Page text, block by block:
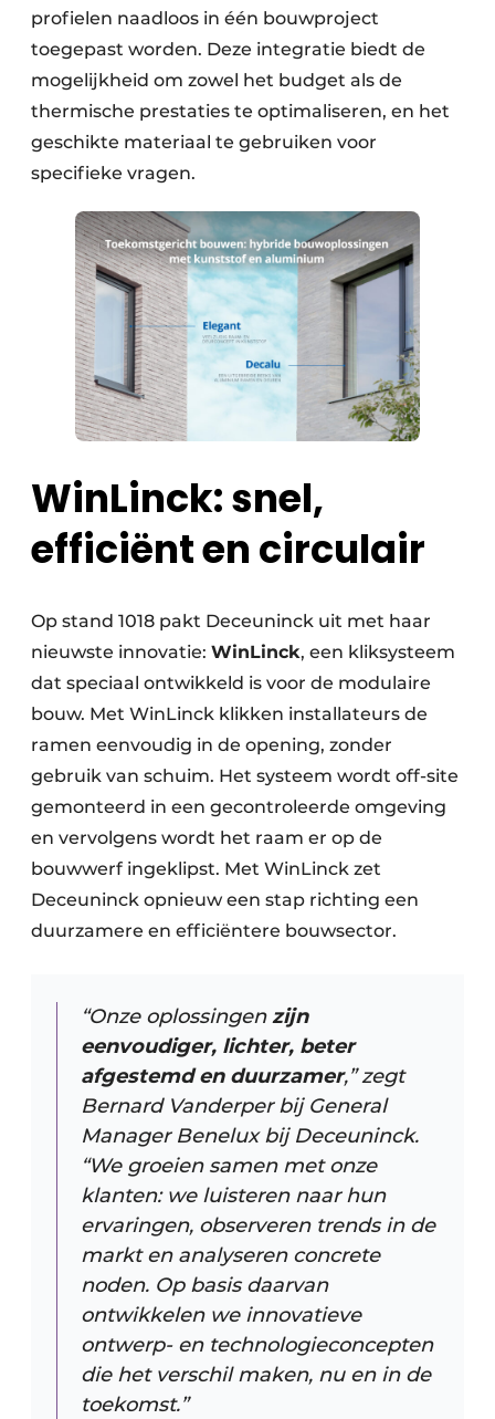
profielen naadloos in één bouwproject
toegepast worden. Deze integratie biedt de
mogelijkheid om zowel het budget als de
thermische prestaties te optimaliseren, en het
geschikte materiaal te gebruiken voor
specifieke vragen. ​
WinLinck: snel,
efficiënt en circulair
Op stand 1018 pakt Deceuninck uit met haar
nieuwste innovatie: WinLinck, een kliksysteem
dat speciaal ontwikkeld is voor de modulaire
bouw. Met WinLinck klikken installateurs de
ramen eenvoudig in de opening, zonder
gebruik van schuim. Het systeem wordt off-site
gemonteerd in een gecontroleerde omgeving
en vervolgens wordt het raam er op de
bouwwerf ingeklipst. Met WinLinck zet
Deceuninck opnieuw een stap richting een
duurzamere en efficiëntere bouwsector.
“Onze oplossingenzijn
eenvoudiger, lichter, beter
afgestemd en duurzamer,” zegt
Bernard Vanderper bij General
Manager Benelux bij Deceuninck.
“We groeien samen met onze
klanten: we luisteren naar hun
ervaringen, observeren trends in de
markt en analyseren concrete
noden. Op basis daarvan
ontwikkelen we innovatieve
ontwerp- en technologieconcepten
die het verschil maken, nu en in de
toekomst.”